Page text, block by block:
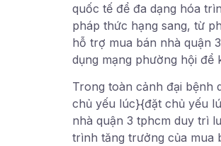
quốc tế để đa dạng hóa
pháp thức hạng sang, từ
hỗ trợ mua bán nhà quận
dụng mạng phường hội để
Trong toàn cảnh đại bệnh
chủ yếu lúc}{đặt chủ yếu
nhà quận 3 tphcm duy trì
trình tăng trưởng của mua